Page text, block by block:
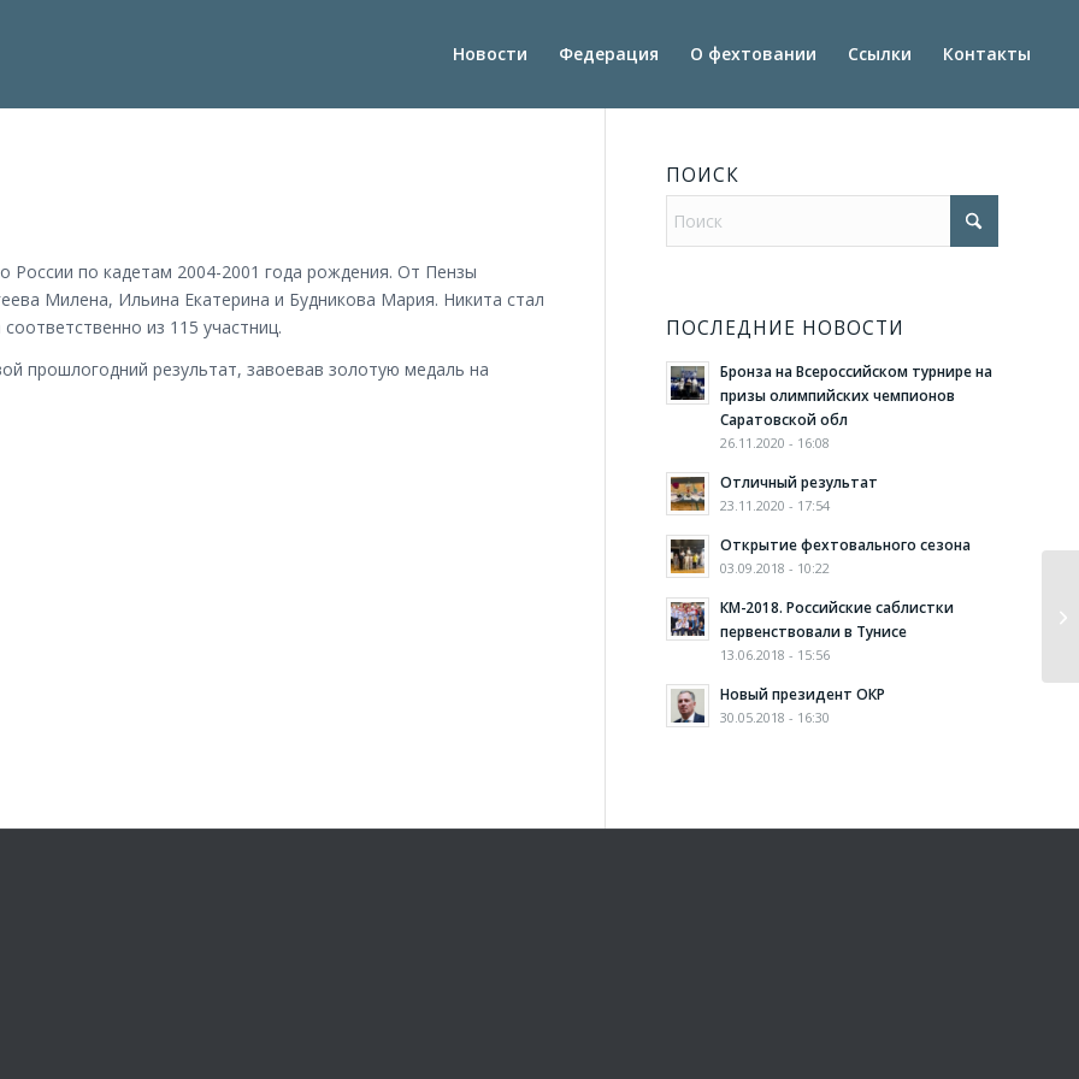
Новости Федерация О фехтовании Ссылки Контакты
России по кадетам 2004-2001 года рождения. От Пензы
Милена, Ильина Екатерина и Будникова Мария. Никита стал
из 115 участниц.
прошлогодний результат, завоевав золотую медаль на
ПОИСК
ПОСЛЕДНИЕ НОВОСТИ
Бронза на Всероссийском турнире на
призы олимпийских чемпионов
Саратовской обл
26.11.2020 - 16:08
Отличный результат
23.11.2020 - 17:54
Открытие фехтовального сезона
03.09.2018 - 10:22
КМ-2018. Российские саблистки
первенствовали в Тунисе
13.06.2018 - 15:56
Новый президент ОКР
30.05.2018 - 16:30